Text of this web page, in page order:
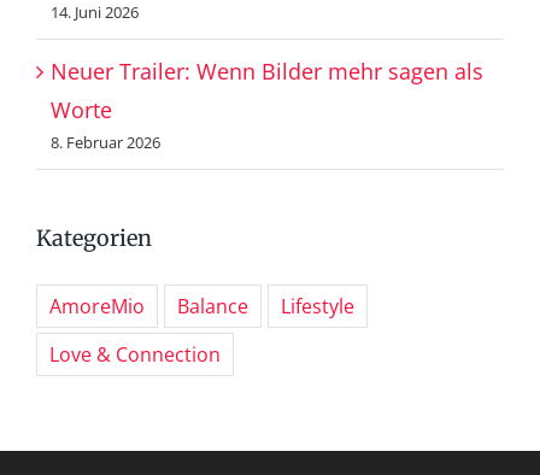
14. Juni 2026
Neuer Trailer: Wenn Bilder mehr sagen als
Worte
8. Februar 2026
Kategorien
AmoreMio Balance
Lifestyle
Love & Connection